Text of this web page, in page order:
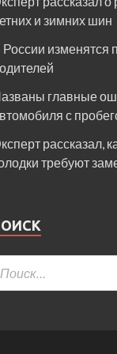
и зимних шин
России изменятся
главные
с
рассказал,
требуют